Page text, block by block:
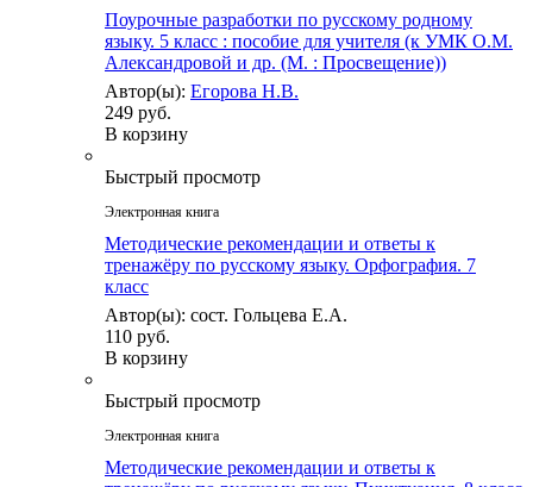
Поурочные разработки по русскому родному
языку. 5 класс : пособие для учителя (к УМК О.М.
Александровой и др. (М. : Просвещение))
Автор(ы): Егорова Н.В.
249 руб.
В корзину
Быстрый просмотр
Электронная книга
Методические рекомендации и ответы к
тренажёру по русскому языку. Орфография. 7
класс
Автор(ы): сост. Гольцева Е.А.
110 руб.
В корзину
Быстрый просмотр
Электронная книга
Методические рекомендации и ответы к